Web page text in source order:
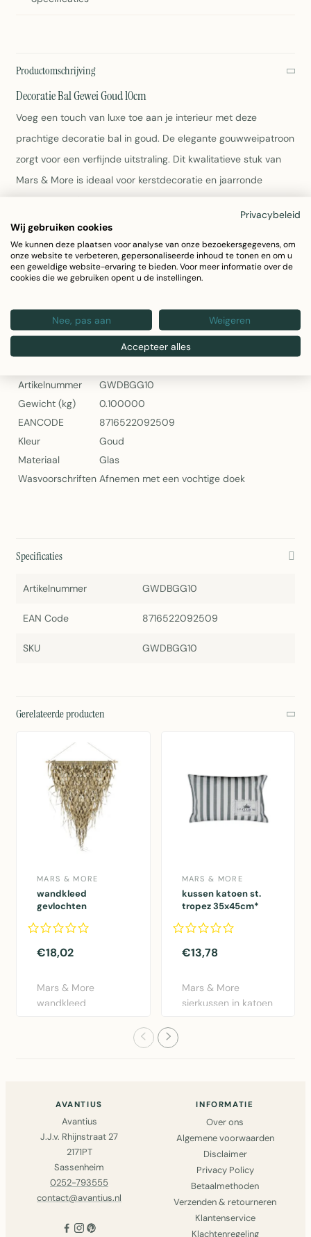
Productomschrijving
Decoratie Bal Gewei Goud 10cm
Voeg een touch van luxe toe aan je interieur met deze
prachtige decoratie bal in goud. De elegante gouwweipatroon
zorgt voor een verfijnde uitstraling. Dit kwalitatieve stuk van
Mars & More is ideaal voor kerstdecoratie en jaarronde
Kleur: Goud
Materiaal: Glas
Gewicht: 100 gram
Decoratie Bal Gewei Goud 10cm van Mars & More
Artikelnummer
GWDBGG10
Gewicht (kg)
0.100000
EANCODE
8716522092509
Kleur
Goud
Materiaal
Glas
Wasvoorschriften Afnemen met een vochtige doek
Specificaties
Artikelnummer GWDBGG10
EAN Code 8716522092509
SKU GWDBGG10
Gerelateerde producten
MARS & MORE
wandkleed
gevlochten
75cm aan stok*
€18,02
Mars & More
wandkleed
MARS & MORE
kussen katoen st.
tropez 35x45cm*
€13,78
Mars & More
sierkussen in katoen
AVANTIUS
Avantius
J.J.v. Rhijnstraat 27
2171PT
Sassenheim
0252-793555
contact@avantius.nl
INFORMATIE
Over ons
Algemene voorwaarden
Disclaimer
Privacy Policy
Betaalmethoden
Verzenden & retourneren
Klantenservice
Klachtenregeling
Privacybeleid
Wij gebruiken cookies
We kunnen deze plaatsen voor analyse van onze bezoekersgegevens, om
onze website te verbeteren, gepersonaliseerde inhoud te tonen en om u
een geweldige website-ervaring te bieden. Voor meer informatie over de
cookies die we gebruiken opent u de instellingen.
Nee, pas aan Weigeren
Accepteer alles